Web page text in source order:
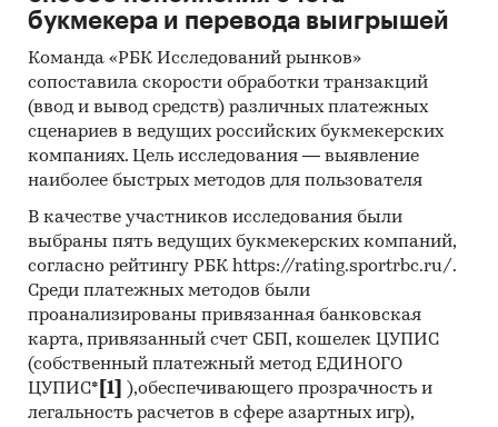
Продукты, проанализированные в
исследовании:
Производство:
• Средства для ароматизации и
дезодорирования воздуха в помещениях.
Импорт и экспорт:
• Средства для ароматизации и
дезодорирования воздуха;
• Средства для ароматизации и
букмекера и перевода выигрышей
Команда «РБК Исследований рынков»
сопоставила скорости обработки транзакций
(ввод и вывод средств) различных платежных
сценариев в ведущих российских букмекерских
компаниях. Цель исследования — выявление
наиболее быстрых методов для пользователя
В качестве участников исследования были
выбраны пять ведущих букмекерских компаний,
согласно рейтингу РБК https://rating.sportrbc.ru/.
Среди платежных методов были
проанализированы привязанная банковская
карта, привязанный счет СБП, кошелек ЦУПИС
(собственный платежный метод ЕДИНОГО
ЦУПИС* [1]
),обеспечивающего прозрачность и
легальность расчетов в сфере азартных игр),